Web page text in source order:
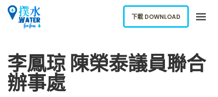
關於我們
下載應用
李鳳琼 陳榮泰議員聯合
辦事處
下載 DOWNLOAD